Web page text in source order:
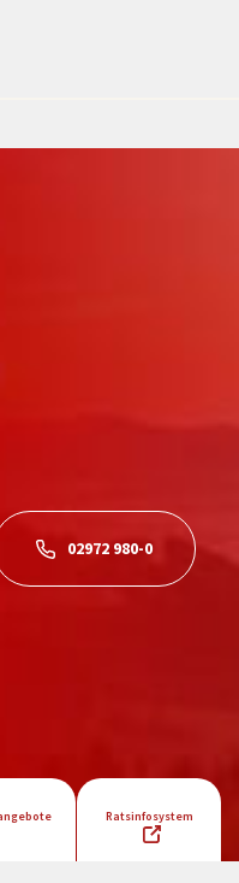
02972 980-0
Ratsinfosystem